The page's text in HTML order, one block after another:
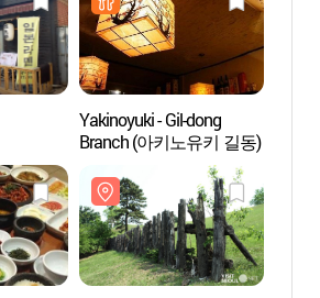
Yakinoyuki - Gil-dong
Branch (아키노유키 길동)